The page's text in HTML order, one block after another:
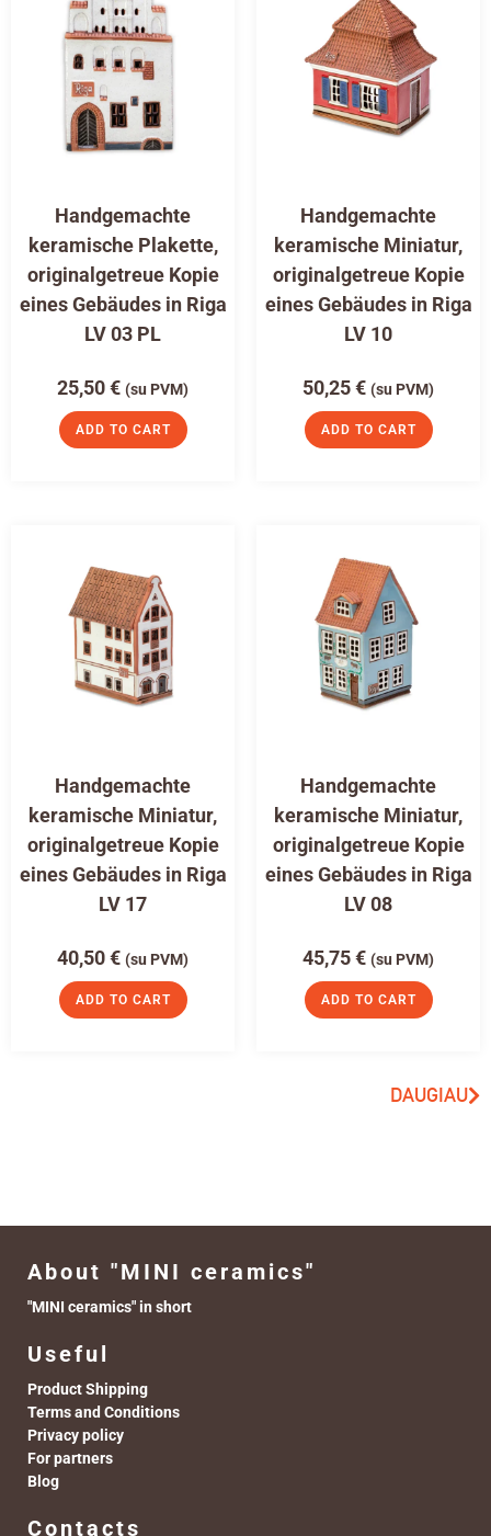
Handgemachte
keramische Plakette,
originalgetreue Kopie
eines Gebäudes in Riga
LV 03 PL
25,50€ (su PVM)
ADD TO CART
Handgemachte
keramische Miniatur,
originalgetreue Kopie
eines Gebäudes in Riga
LV 10
50,25€ (su PVM)
ADD TO CART
Handgemachte
keramische Miniatur,
originalgetreue Kopie
eines Gebäudes in Riga
LV 17
40,50€ (su PVM)
ADD TO CART
Handgemachte
keramische Miniatur,
originalgetreue Kopie
eines Gebäudes in Riga
LV 08
45,75€ (su PVM)
ADD TO CART
DAUGIAU
About "MINI ceramics"
"MINI ceramics" in short
Useful
Product Shipping
Terms and Conditions
Privacy policy
For partners
Blog
Contacts